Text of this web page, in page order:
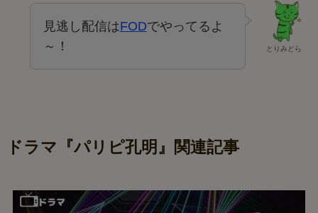
とりみどら
見逃し配信はFODでやってるよ
～！
ドラマ『パリピ孔明』関連記事